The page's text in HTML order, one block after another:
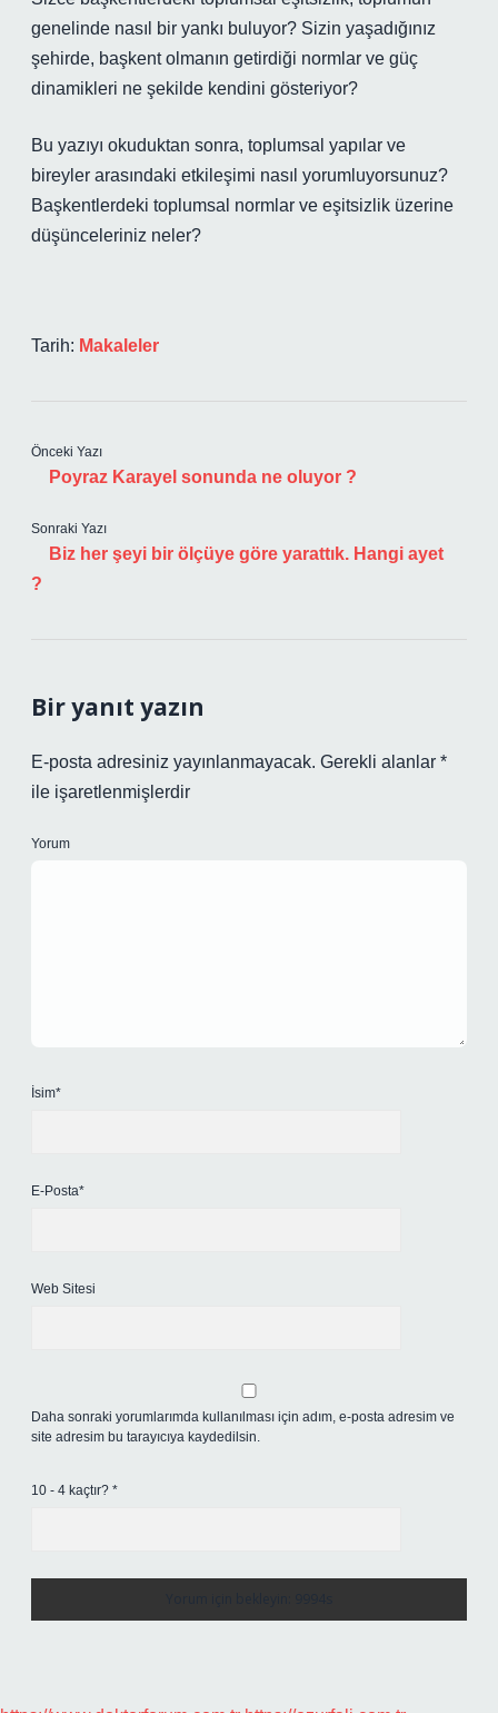
genelinde nasıl bir yankı buluyor? Sizin yaşadığınız
şehirde, başkent olmanın getirdiği normlar ve güç
dinamikleri ne şekilde kendini gösteriyor?
Bu yazıyı okuduktan sonra, toplumsal yapılar ve
bireyler arasındaki etkileşimi nasıl yorumluyorsunuz?
Başkentlerdeki toplumsal normlar ve eşitsizlik üzerine
düşünceleriniz neler?
Tarih: Makaleler
Önceki Yazı
Poyraz Karayel sonunda ne oluyor ?
Sonraki Yazı
Biz her şeyi bir ölçüye göre yarattık. Hangi ayet
?
Bir yanıt yazın
E-posta adresiniz yayınlanmayacak. Gerekli alanlar *
ile işaretlenmişlerdir
Yorum
İsim*
E-Posta*
Web Sitesi
Daha sonraki yorumlarımda kullanılması için adım, e-posta adresim ve
site adresim bu tarayıcıya kaydedilsin.
10 - 4 kaçtır? *